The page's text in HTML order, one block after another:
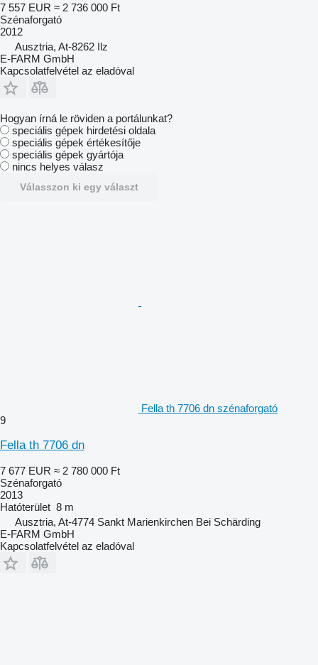
7 557 EUR ≈ 2 736 000 Ft
Szénaforgató
2012
Ausztria, At-8262 Ilz
E-FARM GmbH
Kapcsolatfelvétel az eladóval
Hogyan írná le röviden a portálunkat?
speciális gépek hirdetési oldala
speciális gépek értékesítője
speciális gépek gyártója
nincs helyes válasz
Válasszon ki egy választ
Fella th 7706 dn szénaforgató
9
Fella th 7706 dn
7 677 EUR ≈ 2 780 000 Ft
Szénaforgató
2013
Hatóterület 8 m
Ausztria, At-4774 Sankt Marienkirchen Bei Schärding
E-FARM GmbH
Kapcsolatfelvétel az eladóval